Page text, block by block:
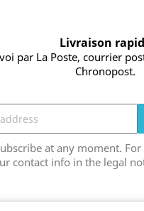
Livraison
par La Poste, courrier
Chronopost.
at any moment.
contact info in the legal